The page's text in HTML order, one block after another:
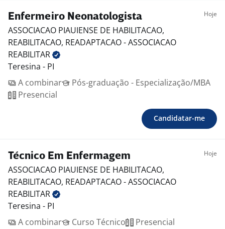
Enfermeiro Neonatologista Hoje
ASSOCIACAO PIAUIENSE DE HABILITACAO,
REABILITACAO, READAPTACAO - ASSOCIACAO
REABILITAR
Teresina - PI
A combinar
Pós-graduação - Especialização/MBA
Presencial
Candidatar-me
Técnico Em Enfermagem Hoje
ASSOCIACAO PIAUIENSE DE HABILITACAO,
REABILITACAO, READAPTACAO - ASSOCIACAO
REABILITAR
Teresina - PI
A combinar
Curso Técnico Presencial